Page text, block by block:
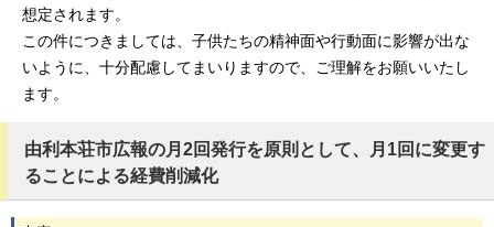
想定されます。
この件につきましては、子供たちの精神面や行動面に影響が出な
いように、十分配慮してまいりますので、ご理解をお願いいたし
ます。
由利本荘市広報の月2回発行を原則として、月1回に変更す
ることによる経費削減化